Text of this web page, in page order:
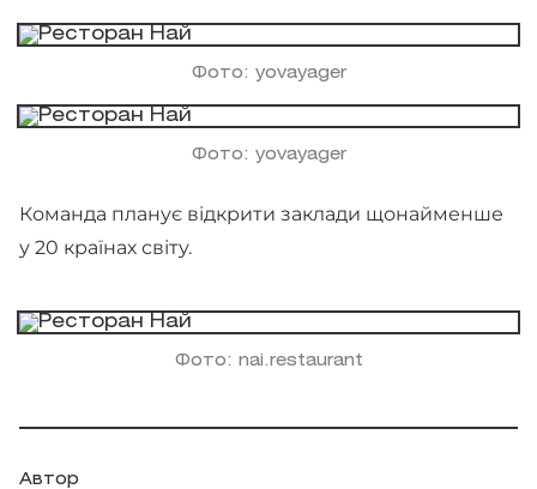
Фото: yovayager
Фото: yovayager
Команда планує відкрити заклади щонайменше
у 20 країнах світу.
Фото: nai.restaurant
Автор